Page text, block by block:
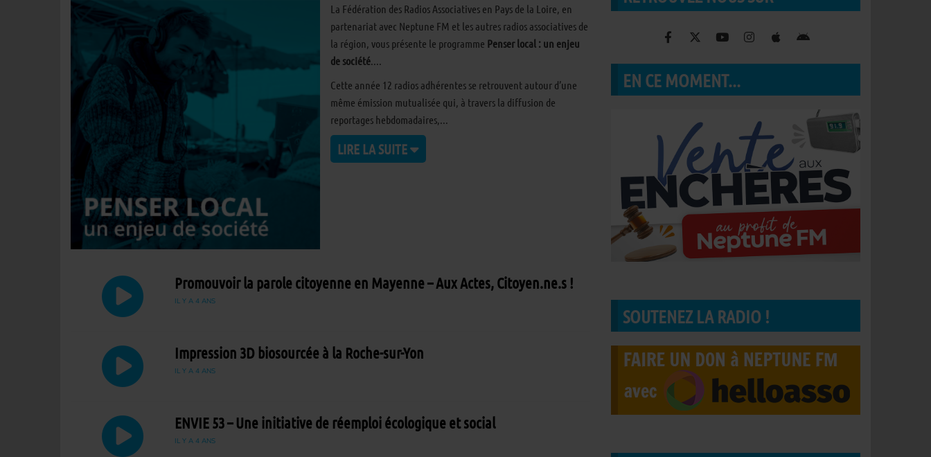
La Fédération des Radios Associatives en Pays de la Loire, en
partenariat avec Neptune FM et les autres radios associatives de
la région, vous présente le programme Penser local : un enjeu
de société.
Cette année 12 radios adhérentes se retrouvent autour d’une
même émission mutualisée qui, à travers la diffusion de
reportages hebdomadaires,
LIRE LA SUITE
Promouvoir la parole citoyenne en Mayenne – Aux Actes, Citoyen.ne.s !
IL Y A 4 ANS
Impression 3D biosourcée à la Roche-sur-Yon
IL Y A 4 ANS
ENVIE 53 – Une initiative de réemploi écologique et social
IL Y A 4 ANS
EN CE MOMENT...
SOUTENEZ LA RADIO !